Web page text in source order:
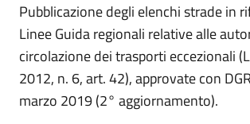
Pubblicazione degli elenchi strade in
Linee Guida regionali relative alle
circolazione dei trasporti eccezionali
2012, n. 6, art. 42), approvate con
marzo 2019 (2° aggiornamento).